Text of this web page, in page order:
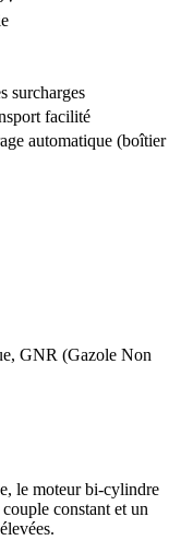
surcharges
facilité
automatique (boîtier
GNR (Gazole Non
le moteur bi-cylindre
constant et un